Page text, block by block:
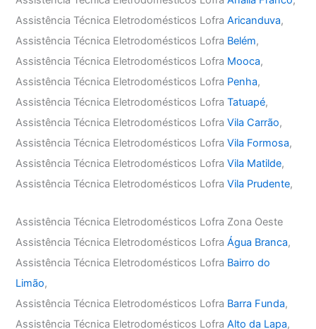
Assistência Técnica Eletrodomésticos LofraAricanduva,
Assistência Técnica Eletrodomésticos Lofra Belém,
Assistência Técnica Eletrodomésticos Lofra Mooca,
Assistência Técnica Eletrodomésticos Lofra Penha,
Assistência Técnica Eletrodomésticos LofraTatuapé,
Assistência Técnica Eletrodomésticos LofraVila Carrão,
Assistência Técnica Eletrodomésticos LofraVila Formosa,
Assistência Técnica Eletrodomésticos LofraVila Matilde,
Assistência Técnica Eletrodomésticos LofraVila Prudente,
Assistência Técnica Eletrodomésticos Lofra Zona Oeste
Assistência Técnica Eletrodomésticos LofraÁgua Branca,
Assistência Técnica Eletrodomésticos Lofra Bairro do
Limão,
Assistência Técnica Eletrodomésticos Lofra Barra Funda,
Assistência Técnica Eletrodomésticos LofraAlto da Lapa,